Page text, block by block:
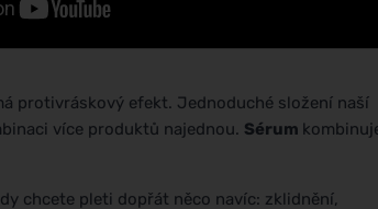
protivráskový efekt. Jednoduché složení naší
více produktů najednou. Sérum
chcete pleti dopřát něco navíc: zklidnění,